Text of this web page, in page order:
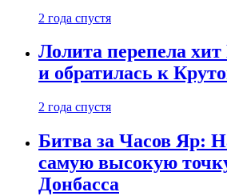
2 года спустя
Лолита перепела
и обратилась к
2 года спустя
Битва за Часов Яр:
самую высокую
Донбасса